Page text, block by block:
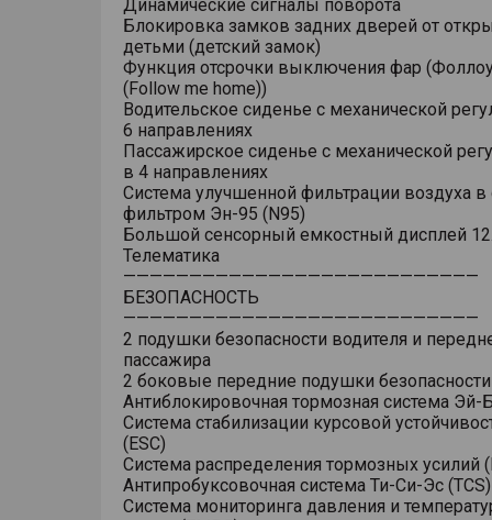
Динамические сигналы поворота
Блокировка замков задних дверей от
детьми (детский замок)
Функция отсрочки выключения фар
(Follow me home))
Водительское сиденье с механической
6 направлениях
Пассажирское сиденье с механической
в 4 направлениях
Система улучшенной фильтрации воздуха в
фильтром Эн-95 (N95)
Большой сенсорный емкостный дисплей
Телематика
———————————————————————————
БЕЗОПАСНОСТЬ
———————————————————————————
2 подушки безопасности водителя и
пассажира
2 боковые передние подушки безопасности
Антиблокировочная тормозная система Эй-
Система стабилизации курсовой
(ESC)
Система распределения тормозных усилий
Антипробуксовочная система Ти-Си-Эс (TCS)
Система мониторинга давления и